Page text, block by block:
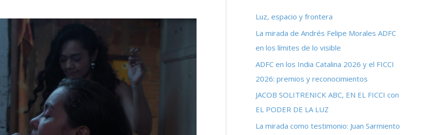
r
p
o
r
:
Luz, espacio y frontera
La mirada de Andrés Felipe Morales ADFC
en los límites de lo visible
ADFC en los India Catalina 2026 y el FICCI
2026: premios y reconocimientos
JACOB SOLITRENICK ABC, EN EL FICCI con
EL PODER DE LA LUZ
La mirada como testimonio: Juan Sarmiento